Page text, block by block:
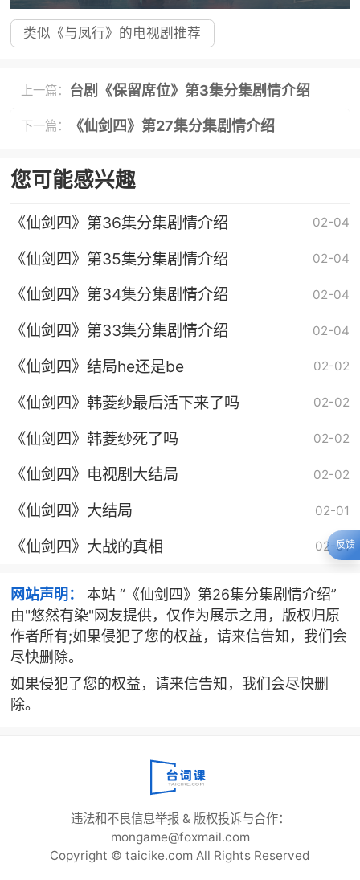
类似《与凤行》的电视剧推荐
上一篇： 台剧《保留席位》第3集分集剧情介绍
下一篇： 《仙剑四》第27集分集剧情介绍
您可能感兴趣
《仙剑四》第36集分集剧情介绍 02-04
《仙剑四》第35集分集剧情介绍 02-04
《仙剑四》第34集分集剧情介绍 02-04
《仙剑四》第33集分集剧情介绍 02-04
《仙剑四》结局he还是be 02-02
《仙剑四》韩菱纱最后活下来了吗 02-02
《仙剑四》韩菱纱死了吗 02-02
《仙剑四》电视剧大结局 02-02
《仙剑四》大结局 02-01
《仙剑四》大战的真相 02-01
网站声明：
本站 “《仙剑四》第26集分集剧情介绍”
由"悠然有染"网友提供，仅作为展示之用，版权归原
作者所有;如果侵犯了您的权益，请来信告知，我们会
尽快删除。
如果侵犯了您的权益，请来信告知，我们会尽快删
除。
违法和不良信息举报 & 版权投诉与合作：
mongame@foxmail.com
Copyright © taicike.com All Rights Reserved
反馈